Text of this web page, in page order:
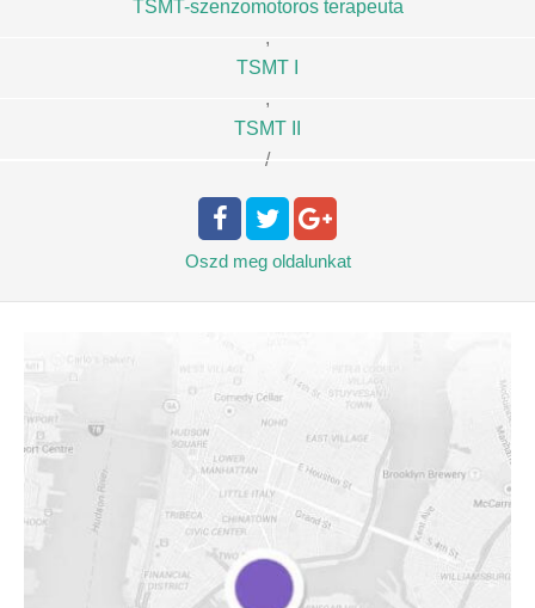
TSMT-szenzomotoros terapeuta
,
TSMT I
,
TSMT II
/
Oszd meg oldalunkat